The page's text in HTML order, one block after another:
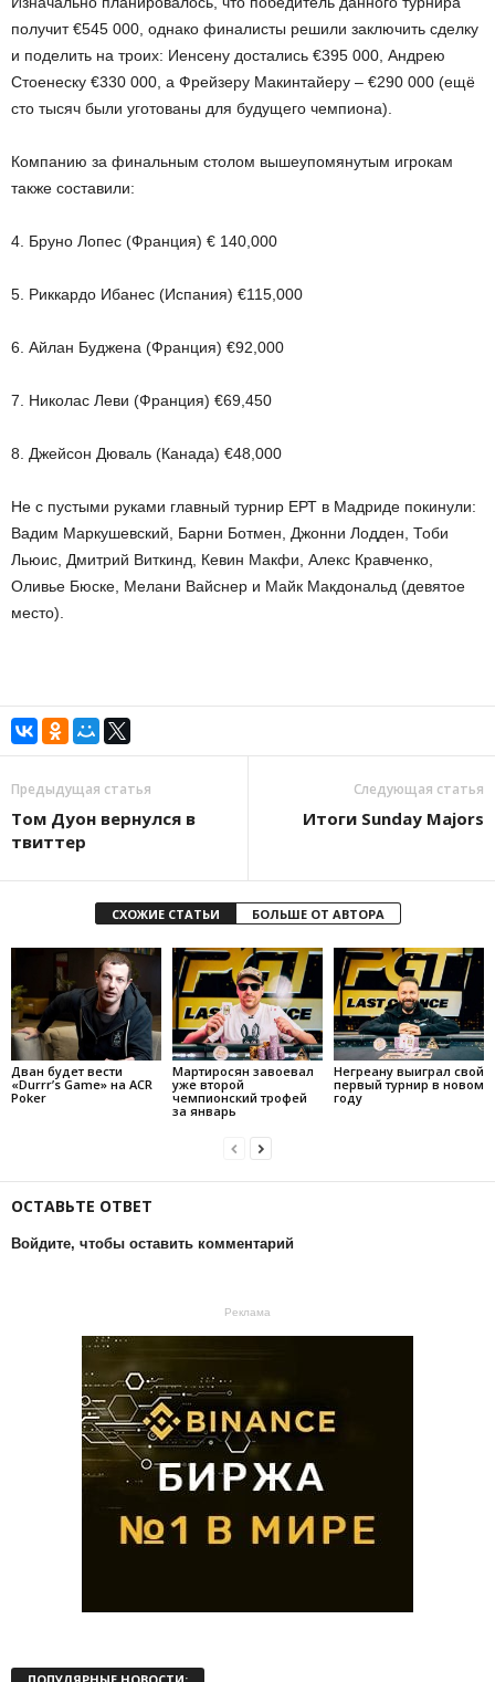
получит €545 000, однако финалисты решили заключить сделку
и поделить на троих: Иенсену достались €395 000, Андрею
Стоенеску €330 000, а Фрейзеру Макинтайеру – €290 000 (ещё
сто тысяч были уготованы для будущего чемпиона).
Компанию за финальным столом вышеупомянутым игрокам
также составили:
4. Бруно Лопес (Франция) € 140,000
5. Риккардо Ибанес (Испания) €115,000
6. Айлан Буджена (Франция) €92,000
7. Николас Леви (Франция) €69,450
8. Джейсон Дюваль (Канада) €48,000
Не с пустыми руками главный турнир ЕРТ в Мадриде покинули:
Вадим Маркушевский, Барни Ботмен, Джонни Лодден, Тоби
Льюис, Дмитрий Виткинд, Кевин Макфи, Алекс Кравченко,
Оливье Бюске, Мелани Вайснер и Майк Макдональд (девятое
место).
Предыдущая статья
Том Дуон вернулся в
твиттер
Следующая статья
Итоги Sunday Majors
СХОЖИЕ СТАТЬИ БОЛЬШЕ ОТ АВТОРА
Дван будет вести
«Durrr’s Game» на ACR
Poker
Мартиросян завоевал
уже второй
чемпионский трофей
за январь
Негреану выиграл свой
первый турнир в новом
году
ОСТАВЬТЕ ОТВЕТ
Войдите, чтобы оставить комментарий
Реклама